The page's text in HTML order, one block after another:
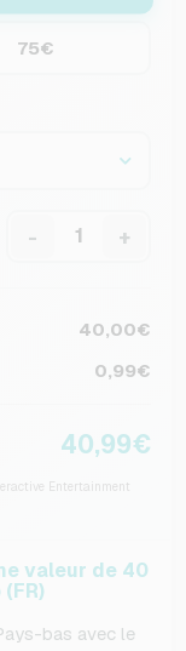
75€
- +
40,00€
0,99€
40,99€
Entertainment
valeur de 40
bas avec le